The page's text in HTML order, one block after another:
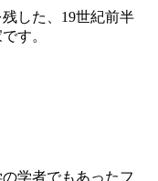
した、19世紀前半
す。
学者でもあったフ